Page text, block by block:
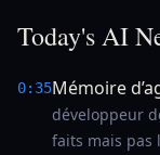
Today's AI
0:35Mémoire
développeur
faits mais pas